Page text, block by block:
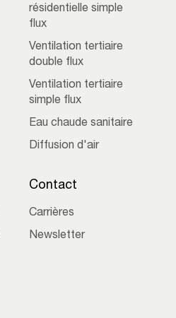
résidentielle simple
flux
Ventilation tertiaire
double flux
Ventilation tertiaire
simple flux
Eau chaude sanitaire
Diffusion d'air
Contact
Carrières
Newsletter